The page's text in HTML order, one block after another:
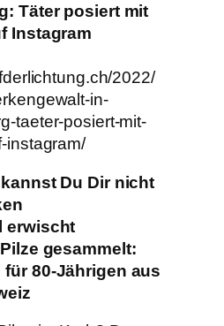
Täter posiert mit
Instagram
2022/
in-
taeter-posiert-mit-
instagram/
Du Dir nicht
erwischt
gesammelt:
für 80-Jährigen aus